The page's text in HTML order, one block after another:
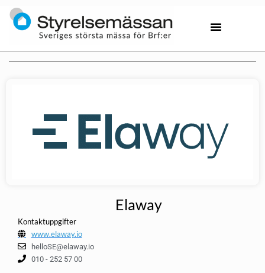
Elaway
Kontaktuppgifter
www.elaway.io
helloSE@elaway.io
010 - 252 57 00